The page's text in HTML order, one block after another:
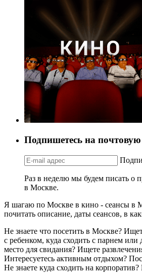
Подпишетесь на
Раз в неделю мы будем писать о
в Москве.
Я шагаю по Москве в кино - сеансы в
почитать описание, даты сеансов, в
Не знаете что посетить в Москве?
с ребенком, куда сходить с парнем
место для свидания? Ищете
Интересуетесь активным отдыхом?
Не знаете куда сходить на